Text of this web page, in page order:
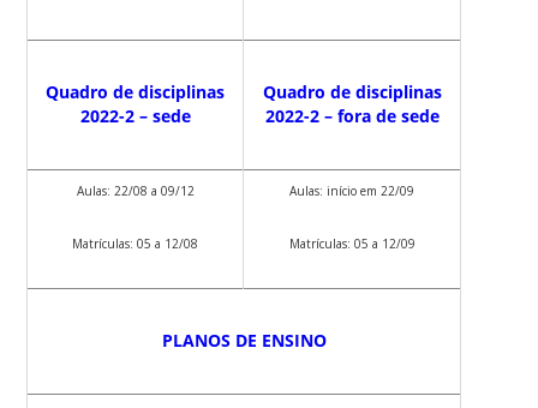
Quadro de disciplinas
2022-2 – sede
Quadro de disciplinas
2022-2 – fora de sede
Aulas: 22/08 a 09/12
Matrículas: 05 a 12/08
Aulas: início em 22/09
Matrículas: 05 a 12/09
PLANOS DE ENSINO